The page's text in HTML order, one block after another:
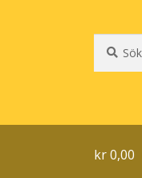
efter:
kr0,00